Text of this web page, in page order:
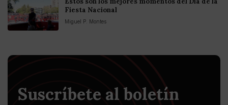
Fiesta Nacional
Miguel P. Montes
Suscríbete al boletín